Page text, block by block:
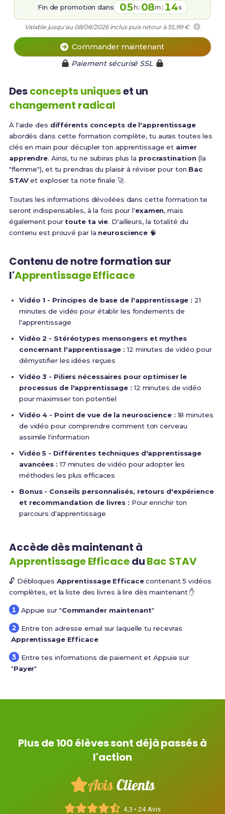
Fin de promotion dans 05 h: 08m : 13s
Valable jusqu'au 08/08/2026 inclus puis retour à 35,99 € ?
Commander maintenant
Paiement sécurisé SSL
Desconcepts uniqueset un
changement radical
À l'aide des différents concepts de l'apprentissage
abordés dans cette formation complète, tu auras toutes les
clés en main pour décupler ton apprentissage et aimer
apprendre. Ainsi, tu ne subiras plus la procrastination(la
"flemme"), et tu prendras du plaisir à réviser pour ton Bac
STAVet exploser ta note finale 🚀
Toutes les informations dévoilées dans cette formation te
seront indispensables, à la fois pour l'examen, mais
également pourtoute ta vie. D'ailleurs, la totalité du
contenu est prouvé par la neuroscience 🧠
Contenu de notre formation sur
l'Apprentissage Efficace
Vidéo 1 - Principes de base de l'apprentissage : 21
minutes de vidéo pour établir les fondements de
l'apprentissage
Vidéo 2 - Stéréotypes mensongers et mythes
concernant l'apprentissage : 12 minutes de vidéo pour
démystifier les idées reçues
Vidéo 3 - Piliers nécessaires pour optimiser le
processus de l'apprentissage : 12 minutes de vidéo
pour maximiser ton potentiel
Vidéo 4 - Point de vue de la neuroscience : 18 minutes
de vidéo pour comprendre comment ton cerveau
assimile l'information
Vidéo 5 - Différentes techniques d'apprentissage
avancées : 17 minutes de vidéo pour adopter les
méthodes les plus efficaces
Bonus - Conseils personnalisés, retours d'expérience
et recommandation de livres : Pour enrichir ton
parcours d'apprentissage
Accède dès maintenant à
Apprentissage EfficaceduBac STAV
🔓 Débloques Apprentissage Efficacecontenant 5 vidéos
complètes, et la liste des livres à lire dès maintenant ✋
Appuie sur "Commander maintenant"
Entre ton adresse email sur laquelle tu recevras
Apprentissage Efficace
Entre tes informations de paiement et Appuie sur
"Payer"
Plus de 100 élèves sont déjà passés à
l'action
AvisClients
4,3 • 24 Avis